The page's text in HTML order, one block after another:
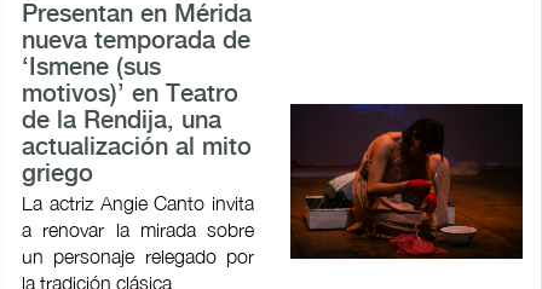
Presentan en Mérida
nueva temporada de
‘Ismene (sus
motivos)’ en Teatro
de la Rendija, una
actualización al mito
griego
La actriz Angie Canto invita
a renovar la mirada sobre
un personaje relegado por
la tradición clásica